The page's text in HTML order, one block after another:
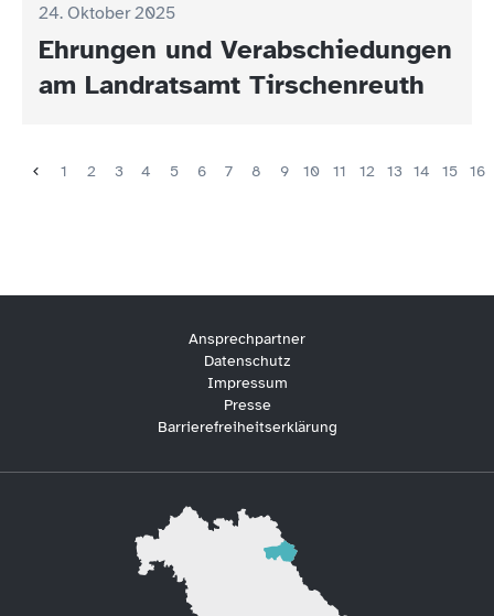
24. Oktober 2025
Ehrungen und Verabschiedungen
am Landratsamt Tirschenreuth
1 2 3 4 5 6 7 8 9 10 11 12 13 14 15 16
Ansprechpartner
Datenschutz
Impressum
Presse
Barrierefreiheitserklärung